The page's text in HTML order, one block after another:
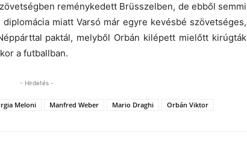
reménykedett Brüsszelben, de ebből semmi
miatt Varsó már egyre kevésbé szövetséges,
paktál, melyből Orbán kilépett mielőtt kirúgták
a futballban.
- Hirdetés -
Meloni Manfred Weber Mario Draghi Orbán Viktor